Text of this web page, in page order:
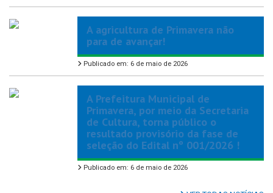
A agricultura de Primavera não
para de avançar!
Publicado em: 6 de maio de 2026
A Prefeitura Municipal de
Primavera, por meio da Secretaria
de Cultura, torna público o
resultado provisório da fase de
seleção do Edital nº 001/2026 !
Publicado em: 6 de maio de 2026